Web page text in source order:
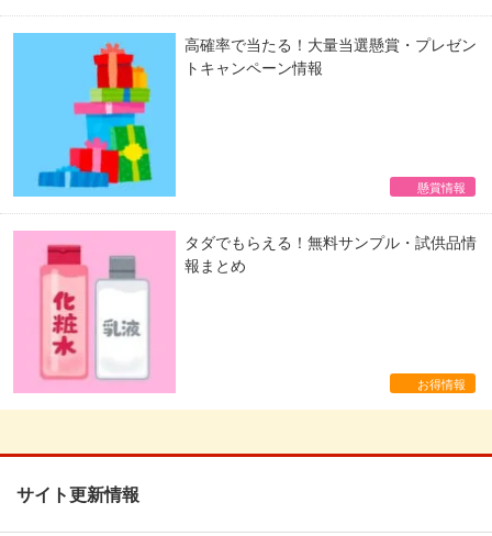
高確率で当たる！大量当選懸賞・プレゼン
トキャンペーン情報
懸賞情報
タダでもらえる！無料サンプル・試供品情
報まとめ
お得情報
サイト更新情報